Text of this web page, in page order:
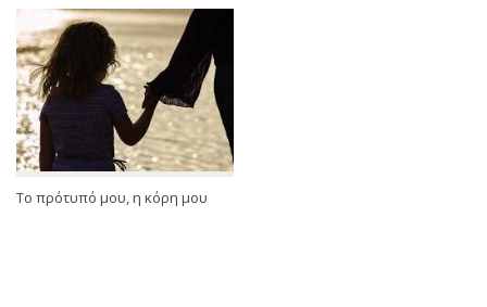
Το πρότυπό μου, η κόρη μου